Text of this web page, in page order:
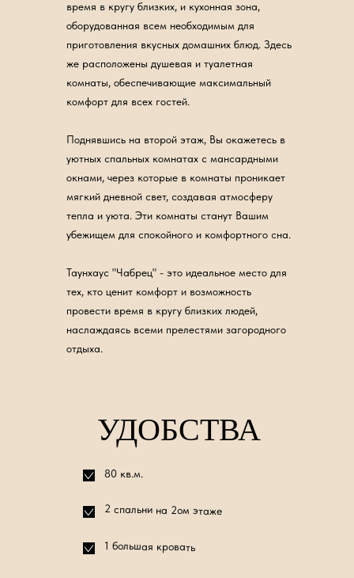
время в кругу близких, и кухонная зона,
оборудованная всем необходимым для
приготовления вкусных домашних блюд. Здесь
же расположены душевая и туалетная
комнаты, обеспечивающие максимальный
комфорт для всех гостей.
Поднявшись на второй этаж, Вы окажетесь в
уютных спальных комнатах с мансардными
окнами, через которые в комнаты проникает
мягкий дневной свет, создавая атмосферу
тепла и уюта. Эти комнаты станут Вашим
убежищем для спокойного и комфортного сна.
Таунхаус "Чабрец" - это идеальное место для
тех, кто ценит комфорт и возможность
провести время в кругу близких людей,
наслаждаясь всеми прелестями загородного
отдыха.
УДОБСТВА
1 большая кровать
2 спальни на 2ом этаже
80 кв.м.